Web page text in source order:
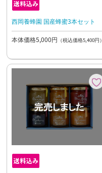
西岡養蜂園 国産蜂蜜3本セット
本体価格5,000円 （税込価格5,400円）